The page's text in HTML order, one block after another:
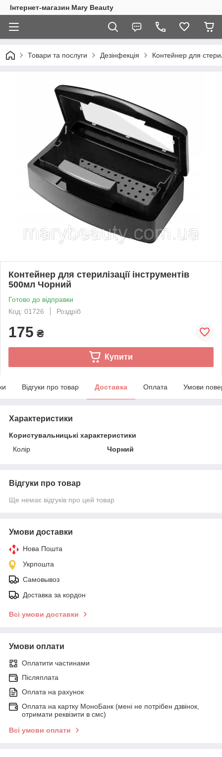
Інтернет-магазин Mary Beauty
Товари та послуги Дезінфекція Контейнер для
Контейнер для стерилізації інструментів
500мл Чорний
Готово до відправки
Код: 01726
Роздріб
175 ₴
Купити
Відгуки про товар Доставка Оплата Умови
Характеристики
Користувальницькі характеристики
Колір
Чорний
Відгуки про товар
Ще немає відгуків про цей товар
Умови доставки
Нова Пошта
Укрпошта
Самовывоз
Доставка за кордон
Всі умови доставки
Умови оплати
Оплатити частинами
Післяплата
Оплата на рахунок
Оплата на картку МоноБанк (мені не потрібен дзвінок,
отримати реквізити в смс)
Всі умови оплати